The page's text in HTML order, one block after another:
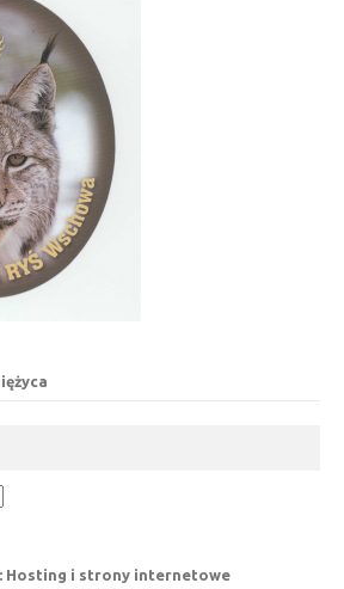
Hosting i strony internetowe